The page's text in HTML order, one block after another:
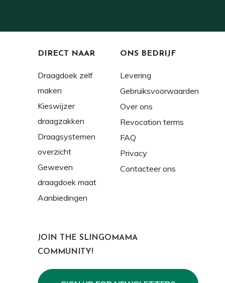
DIRECT NAAR
Draagdoek zelf
maken
Kieswijzer
draagzakken
Draagsystemen
overzicht
Geweven
draagdoek maat
Aanbiedingen
ONS BEDRIJF
Levering
Gebruiksvoorwaarden
Over ons
Revocation terms
FAQ
Privacy
Contacteer ons
JOIN THE SLINGOMAMA
COMMUNITY!